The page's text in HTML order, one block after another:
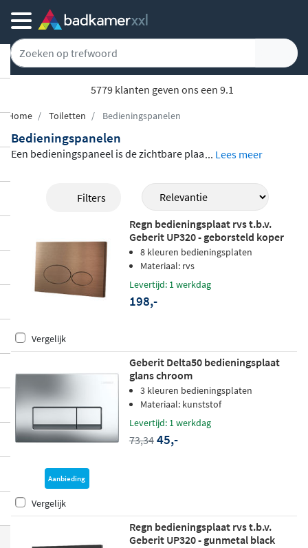
5779 klanten geven ons een 9.1
Home Toiletten Bedieningspanelen
Bedieningspanelen
Een bedieningspaneel is de zichtbare plaa
ert. In ons assortiment vind je
bedienings
panelen van topmerken zoals Geberit, Gr
ohe, Hotbath, Wisa, Wiesbaden en Tece, i
n uiteenlopende stijlen, kleuren en afwer
kingen. Of je nu kiest voor een strakke wit
te uitvoering, een luxe chromen look of ee
n opvallend koperkleurig accent, er is altij
dkamerstijl. Zowel voor toiletten als urino
irs vind je hier de juiste keuze.
... Lees meer
Filters
Regn bedieningsplaat rvs t.b.v.
Geberit UP320 - geborsteld koper
8 kleuren bedieningsplaten
Materiaal: rvs
Levertijd: 1 werkdag
198,-
Vergelijk
Aanbieding
Geberit Delta50 bedieningsplaat
glans chroom
3 kleuren bedieningsplaten
Materiaal: kunststof
Levertijd: 1 werkdag
73,34 45,-
Vergelijk
Regn bedieningsplaat rvs t.b.v.
Geberit UP320 - gunmetal black